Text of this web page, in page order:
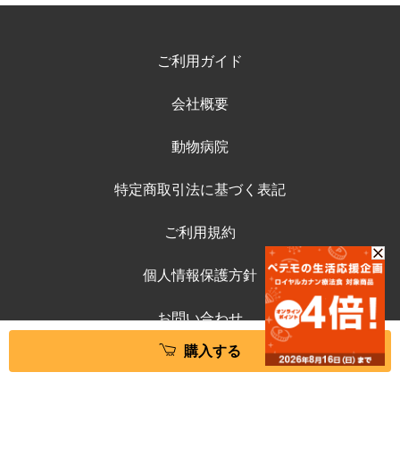
ご利用ガイド
会社概要
動物病院
特定商取引法に基づく表記
ご利用規約
個人情報保護方針
お問い合わせ
購入する